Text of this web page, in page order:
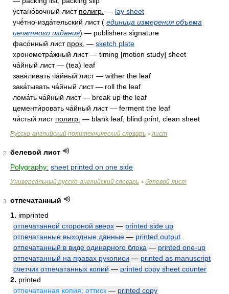
устано́вочный лист полигр. — lay sheet
учё́тно-изда́тельский лист ( единица измерения объема
печатного издания) — publishers signature
фасо́нный лист прок. — sketch plate
хронометра́жный лист — timing [motion study] sheet
ча́йный лист — (tea) leaf
завя́ливать ча́йный лист — wither the leaf
зака́тывать ча́йный лист — roll the leaf
лома́ть ча́йный лист — break up the leaf
цементи́ровать ча́йный лист — ferment the leaf
чи́стый лист полигр. — blank leaf, blind print, clean sheet
Русско-английский политехнический словарь > лист
2
белевой лист
Polygraphy: sheet printed on one side
Универсальный русско-английский словарь > белевой лист
3
отпечатанный
1. imprinted
отпечатанной стороной вверх — printed side up
отпечатанные выходные данные — printed output
отпечатанный в виде одинарного блока — printed one-up
отпечатанный на правах рукописи — printed as manuscript
счетчик отпечатанных копий — printed copy sheet counter
2. printed
отпечатанная копия; оттиск — printed copy